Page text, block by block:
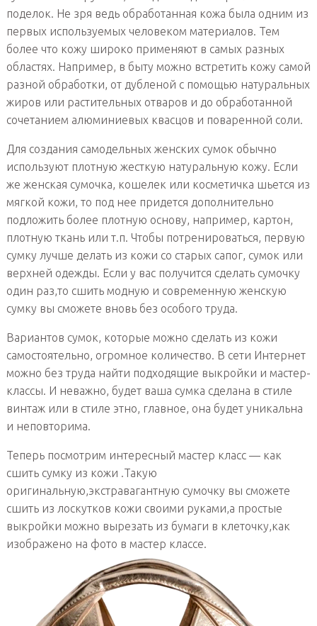
поделок. Не зря ведь обработанная кожа была одним из
первых используемых человеком материалов. Тем
более что кожу широко применяют в самых разных
областях. Например, в быту можно встретить кожу самой
разной обработки, от дубленой с помощью натуральных
жиров или растительных отваров и до обработанной
сочетанием алюминиевых квасцов и поваренной соли.
Для создания самодельных женских сумок обычно
используют плотную жесткую натуральную кожу. Если
же женская сумочка, кошелек или косметичка шьется из
мягкой кожи, то под нее придется дополнительно
подложить более плотную основу, например, картон,
плотную ткань или т.п. Чтобы потренироваться, первую
сумку лучше делать из кожи со старых сапог, сумок или
верхней одежды. Если у вас получится сделать сумочку
один раз,то сшить модную и современную женскую
сумку вы сможете вновь без особого труда.
Вариантов сумок, которые можно сделать из кожи
самостоятельно, огромное количество. В сети Интернет
можно без труда найти подходящие выкройки и мастер-
классы. И неважно, будет ваша сумка сделана в стиле
винтаж или в стиле этно, главное, она будет уникальна
и неповторима.
Теперь посмотрим интересный мастер класс — как
сшить сумку из кожи .Такую
оригинальную,экстравагантную сумочку вы сможете
сшить из лоскутков кожи своими руками,а простые
выкройки можно вырезать из бумаги в клеточку,как
изображено на фото в мастер классе.